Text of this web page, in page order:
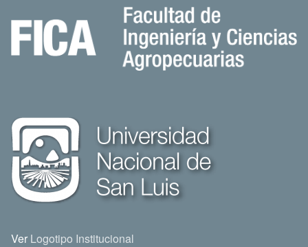
Ver Logotipo Institucional